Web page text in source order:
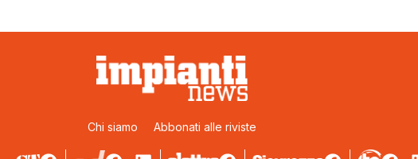
Chi siamo Abbonati alle riviste